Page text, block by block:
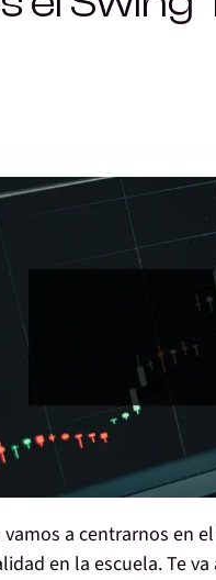
a centrarnos en el
en la escuela. Te